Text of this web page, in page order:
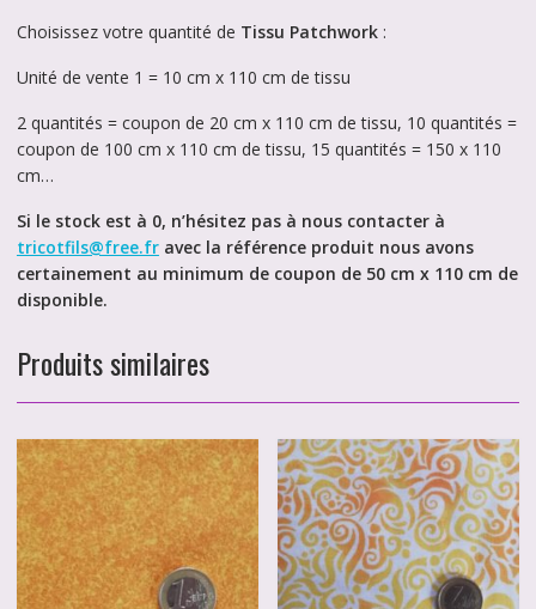
Choisissez votre quantité de Tissu Patchwork:
Unité de vente 1 = 10 cm x 110 cm de tissu
2 quantités = coupon de 20 cm x 110 cm de tissu, 10 quantités =
coupon de 100 cm x 110 cm de tissu, 15 quantités = 150 x 110
cm…
Si le stock est à 0, n’hésitez pas à nous contacter à
tricotfils@free.fravec la référence produit nous avons
certainement au minimum de coupon de 50 cm x 110 cm de
disponible.
Produits similaires